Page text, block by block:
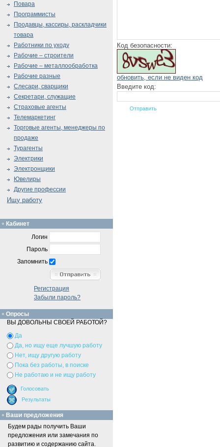
Код безопасности:
обновить, если не виден код
Введите код:
Повара
Программисты
Продавцы, кассиры, раскладчики
товара
Работники по уходу
Рабочие – строители
Рабочие – металлообработка
Рабочие разные
Слесари, сварщики
Секретари, служащие
Страховые агенты
Телемаркетинг
Торговые агенты, менеджеры по
продаже
Турагенты
Электрики
Электронщики
Ювелиры
Другие профессии
Ищу работу
Кабинет
Логин
Пароль
Запомнить
Регистрация
Забыли пароль?
Опросы
ВЫ ДОВОЛЬНЫ СВОЕЙ РАБОТОЙ?
Да
Да, но ищу еще лучшую работу
Нет, ищу другую работу
Пока без работы, в поиске
Не работаю и не ищу работу
Ваши предложения
Будем рады получить Ваши
предложения или замечания по
развитию и содержанию сайта.